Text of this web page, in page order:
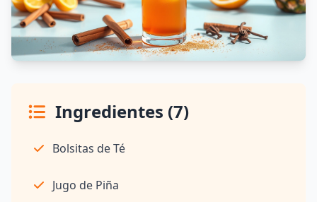
Ingredientes (7)
Bolsitas de Té
Jugo de Piña